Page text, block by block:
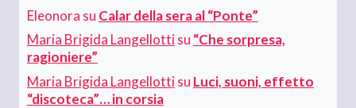
Eleonora su Calar della sera al “Ponte”
Maria Brigida Langellottisu “Che sorpresa,
ragioniere”
Maria Brigida Langellottisu Luci, suoni, effetto
“discoteca”… in corsia